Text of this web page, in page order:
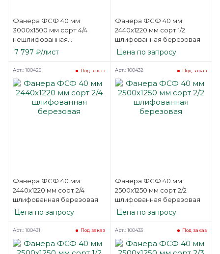
Фанера ФСФ 40 мм
3000х1500 мм сорт 4/4
нешлифованная
березовая
7 797 ₽/лист
Фанера ФСФ 40 мм
2440х1220 мм сорт 1/2
шлифованная березовая
Цена по запросу
Фанера ФСФ 40 мм
2440х1220 мм сорт 2/4
шлифованная березовая
Под заказ
Арт.: 100428
Цена по запросу
Фанера ФСФ 40 мм
2500х1250 мм сорт 2/2
шлифованная березовая
Под заказ
Арт.: 100432
Цена по запросу
Под заказ
Арт.: 100431 Под заказ
Арт.: 100433